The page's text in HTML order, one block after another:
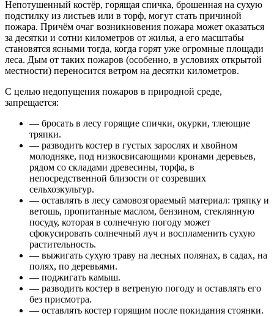
Непотушенный костёр, горящая спичка, брошенная на сухую
подстилку из листьев или в торф, могут стать причиной
пожара. Причём очаг возникновения пожара может оказаться
за десятки и сотни километров от жилья, а его масштабы
становятся ясными тогда, когда горят уже огромные площади
леса. Дым от таких пожаров (особенно, в условиях открытой
местности) переносится ветром на десятки километров.
С целью недопущения пожаров в природной среде,
запрещается:
— бросать в лесу горящие спички, окурки, тлеющие
тряпки.
— разводить костер в густых зарослях и хвойном
молодняке, под низкосвисающими кронами деревьев,
рядом со складами древесины, торфа, в
непосредственной близости от созревших
сельхозкультур.
— оставлять в лесу самовозгораемый материал: тряпку и
ветошь, пропитанные маслом, бензином, стеклянную
посуду, которая в солнечную погоду может
сфокусировать солнечный луч и воспламенить сухую
растительность.
— выжигать сухую траву на лесных полянах, в садах, на
полях, по деревьями.
— поджигать камыш.
— разводить костер в ветреную погоду и оставлять его
без присмотра.
— оставлять костер горящим после покидания стоянки.